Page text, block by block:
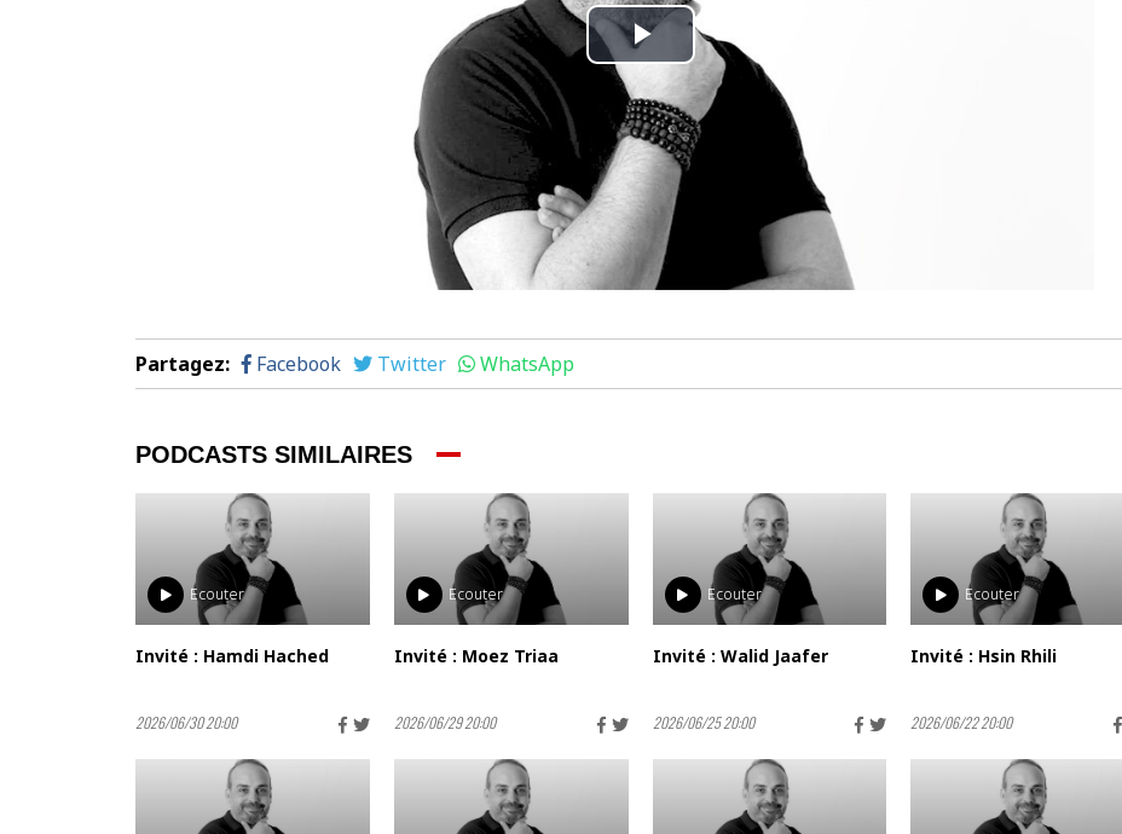
Play
Video
Partagez: Facebook Twitter WhatsApp
PODCASTS SIMILAIRES
Ecouter
Invité : Hamdi Hached
2026/06/30 20:00
Ecouter
Invité : Moez Triaa
2026/06/29 20:00
Ecouter
Invité : Walid Jaafer
2026/06/25 20:00
Ecouter
Invité : Hsin Rhili
2026/06/22 20:00